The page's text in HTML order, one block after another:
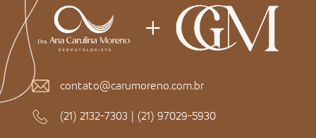
contato@carumoreno.com.br
(21) 2132-7303 | (21) 97029-5930